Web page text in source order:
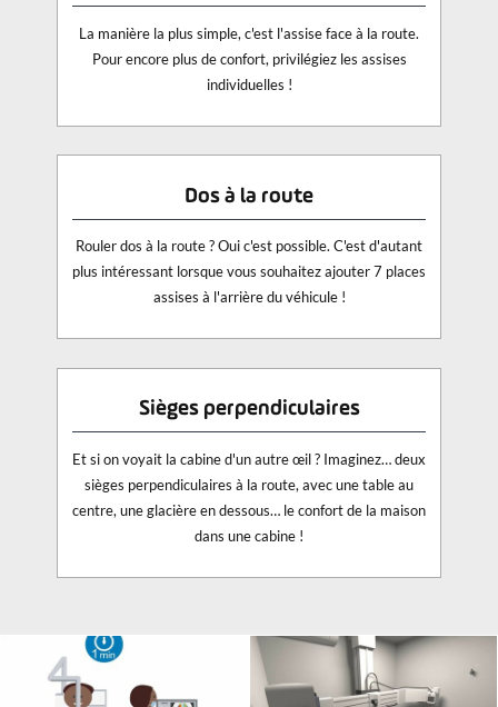
La manière la plus simple, c'est l'assise face à la route.
Pour encore plus de confort, privilégiez les assises
individuelles !
Dos à la route
Rouler dos à la route ? Oui c'est possible. C'est d'autant
plus intéressant lorsque vous souhaitez ajouter 7 places
assises à l'arrière du véhicule !
Sièges perpendiculaires
Et si on voyait la cabine d'un autre œil ? Imaginez… deux
sièges perpendiculaires à la route, avec une table au
centre, une glacière en dessous… le confort de la maison
dans une cabine !